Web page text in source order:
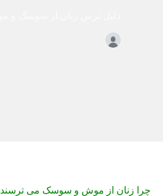
چرا زنان از موش و سوسک می ترسند